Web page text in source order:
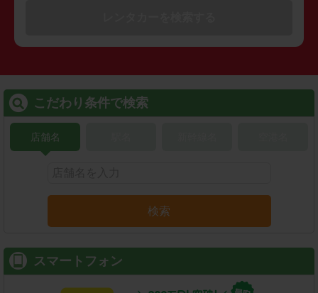
こだわり条件で検索
店舗名
検索
スマートフォン